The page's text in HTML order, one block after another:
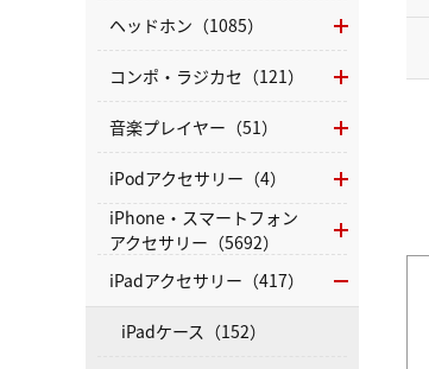
ヘッドホン（1085）
コンポ・ラジカセ（121）
音楽プレイヤー（51）
iPodアクセサリー（4）
iPhone・スマートフォン
アクセサリー（5692）
iPadアクセサリー（417）
iPadケース（152）